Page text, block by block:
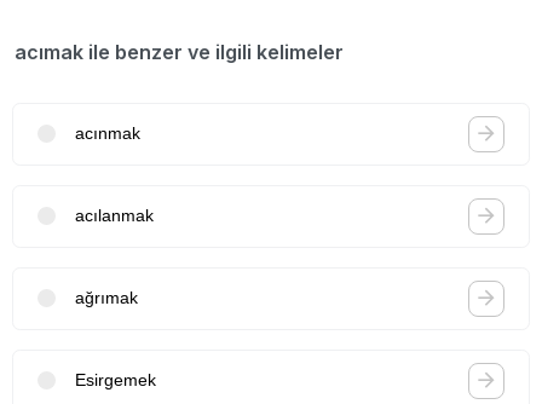
acımak ile benzer ve ilgili kelimeler
acınmak
acılanmak
ağrımak
Esirgemek